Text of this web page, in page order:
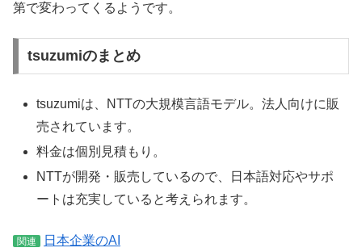
第で変わってくるようです。
tsuzumiのまとめ
tsuzumiは、NTTの大規模言語モデル。法人向けに販
売されています。
料金は個別見積もり。
NTTが開発・販売しているので、日本語対応やサポ
ートは充実していると考えられます。
関連 日本企業のAI